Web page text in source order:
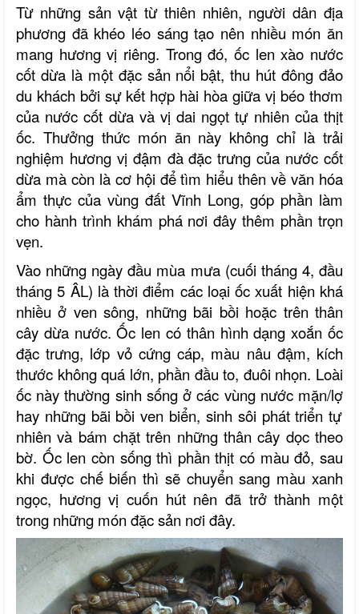
Từ những sản vật từ thiên nhiên, người dân địa
phương đã khéo léo sáng tạo nên nhiều món ăn
mang hương vị riêng. Trong đó, ốc len xào nước
cốt dừa là một đặc sản nổi bật, thu hút đông đảo
du khách bởi sự kết hợp hài hòa giữa vị béo thơm
của nước cốt dừa và vị dai ngọt tự nhiên của thịt
ốc. Thưởng thức món ăn này không chỉ là trải
nghiệm hương vị đậm đà đặc trưng của nước cốt
dừa mà còn là cơ hội để tìm hiểu thên về văn hóa
ẩm thực của vùng đất Vĩnh Long, góp phần làm
cho hành trình khám phá nơi đây thêm phần trọn
vẹn.
Vào những ngày đầu mùa mưa (cuối tháng 4, đầu
tháng 5 ÂL) là thời điểm các loại ốc xuất hiện khá
nhiều ở ven sông, những bãi bồi hoặc trên thân
cây dừa nước. Ốc len có thân hình dạng xoắn ốc
đặc trưng, lớp vỏ cứng cáp, màu nâu đậm, kích
thước không quá lớn, phần đầu to, đuôi nhọn. Loài
ốc này thường sinh sống ở các vùng nước mặn/lợ
hay những bãi bồi ven biển, sinh sôi phát triển tự
nhiên và bám chặt trên những thân cây dọc theo
bờ. Ốc len còn sống thì phần thịt có màu đỏ, sau
khi được chế biến thì sẽ chuyển sang màu xanh
ngọc, hương vị cuốn hút nên đã trở thành một
trong những món đặc sản nơi đây.